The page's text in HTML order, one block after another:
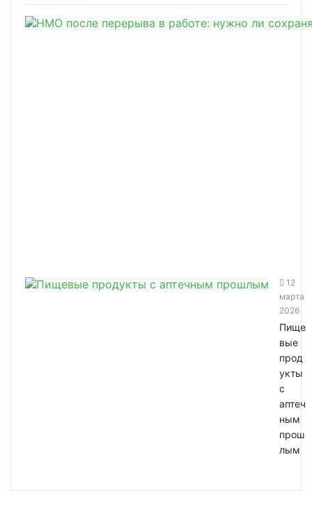
12
марта
2026
Пище
вые
прод
укты
с
аптеч
ным
прош
лым